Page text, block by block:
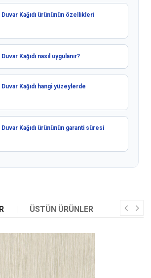
Kağıdı ürününün özellikleri
Kağıdı nasıl uygulanır?
Kağıdı hangi yüzeylerde
Kağıdı ürününün garanti süresi
ÜSTÜN ÜRÜNLER